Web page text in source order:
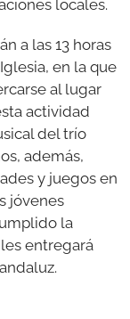
locales.
a las 13 horas
en la que
al lugar
actividad
del trío
además,
y juegos en
jóvenes
la
entregará